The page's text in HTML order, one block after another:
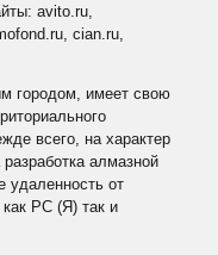
avito.ru,
cian.ru,
городом, имеет свою
всего, на характер
алмазной
удаленность от
как РС (Я) так и